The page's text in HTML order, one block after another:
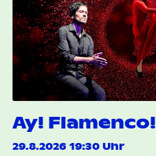
Ay! Flamenco!
29.8.2026 19:30 Uhr